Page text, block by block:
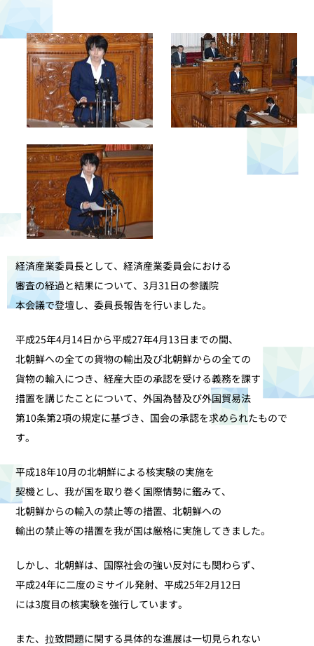
経済産業委員長として、経済産業委員会における
審査の経過と結果について、3月31日の参議院
本会議で登壇し、委員長報告を行いました。
平成25年4月14日から平成27年4月13日までの間、
北朝鮮への全ての貨物の輸出及び北朝鮮からの全ての
貨物の輸入につき、経産大臣の承認を受ける義務を課す
措置を講じたことについて、外国為替及び外国貿易法
第10条第2項の規定に基づき、国会の承認を求められたもので
す。
平成18年10月の北朝鮮による核実験の実施を
契機とし、我が国を取り巻く国際情勢に鑑みて、
北朝鮮からの輸入の禁止等の措置、北朝鮮への
輸出の禁止等の措置を我が国は厳格に実施してきました。
しかし、北朝鮮は、国際社会の強い反対にも関わらず、
平成24年に二度のミサイル発射、平成25年2月12日
には3度目の核実験を強行しています。
また、拉致問題に関する具体的な進展は一切見られない